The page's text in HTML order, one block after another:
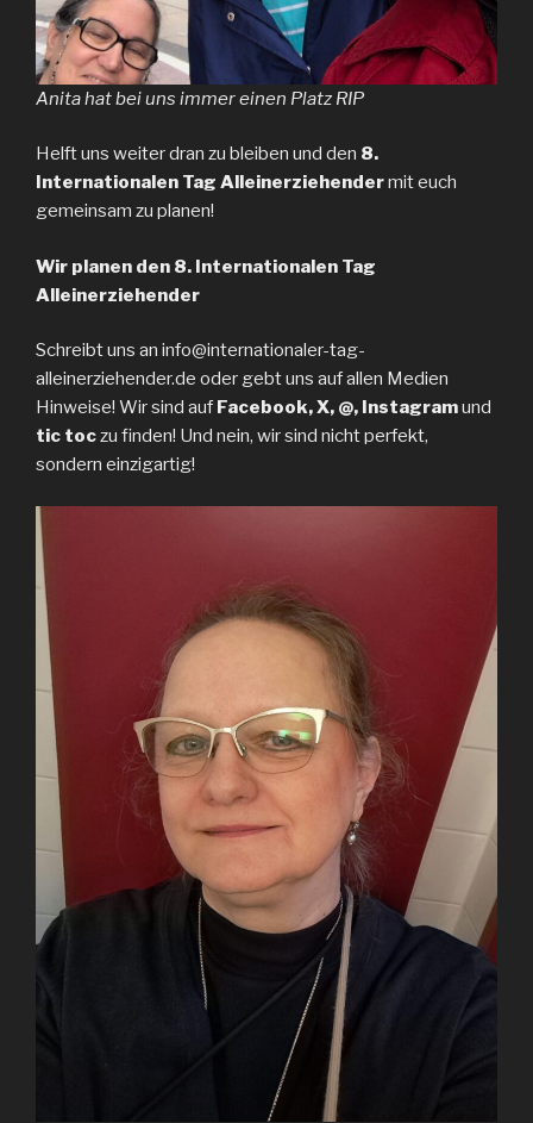
Anita hat bei uns immer einen Platz RIP
Helft uns weiter dran zu bleiben und den 8.
Internationalen Tag Alleinerziehendermit euch
gemeinsam zu planen!
Wir planen den 8. Internationalen Tag
Alleinerziehender
Schreibt uns an info@internationaler-tag-
alleinerziehender.de oder gebt uns auf allen Medien
Hinweise! Wir sind auf Facebook, X, @, Instagramund
tic toczu finden! Und nein, wir sind nicht perfekt,
sondern einzigartig!